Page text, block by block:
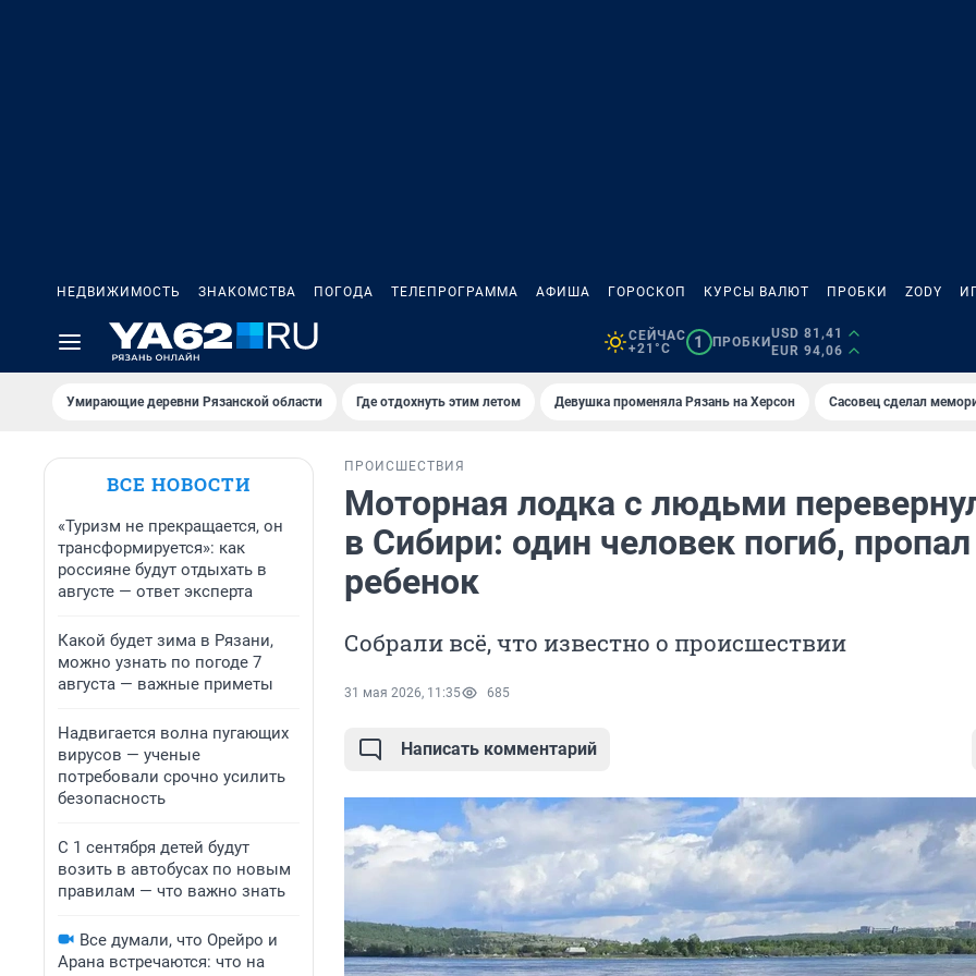
НЕДВИЖИМОСТЬ ЗНАКОМСТВА ПОГОДА ТЕЛЕПРОГРАММА АФИША ГОРОСКОП КУРСЫ ВАЛЮТ ПРОБКИ ZODY
СЕЙЧАС
+21°C
1 ПРОБКИ
USD 81,41
EUR 94,06
Умирающие деревни Рязанской области Где отдохнуть этим летом Девушка променяла Рязань на Херсон Сасовец сделал
ВСЕ НОВОСТИ
«Туризм не прекращается, он
трансформируется»: как
россияне будут отдыхать в
августе — ответ эксперта
Какой будет зима в Рязани,
можно узнать по погоде 7
августа — важные приметы
Надвигается волна пугающих
вирусов — ученые
потребовали срочно усилить
безопасность
С 1 сентября детей будут
возить в автобусах по новым
правилам — что важно знать
Все думали, что Орейро и
Арана встречаются: что на
ПРОИСШЕСТВИЯ
Моторная лодка с людьми
в Сибири: один человек погиб, пропал
ребенок
Собрали всё, что известно о происшествии
31 мая 2026, 11:35 685
Написать комментарий